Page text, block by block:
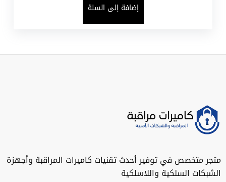
إضافة إلى السلة
متجر متخصص في توفير أحدث تقنيات كاميرات المراقبة وأجهزة
الشبكات السلكية واللاسلكية